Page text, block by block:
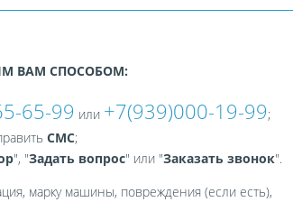
ВАМ СПОСОБОМ:
65-99 или +7(939)000-19-99;
СМС;
", "Задать вопрос" или "Заказать звонок".
марку машины, повреждения (если есть),